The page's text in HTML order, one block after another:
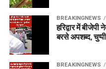
BREAKINGNEWS
हरिद्वार में
बरसे अपशब्द,
BREAKINGNEWS